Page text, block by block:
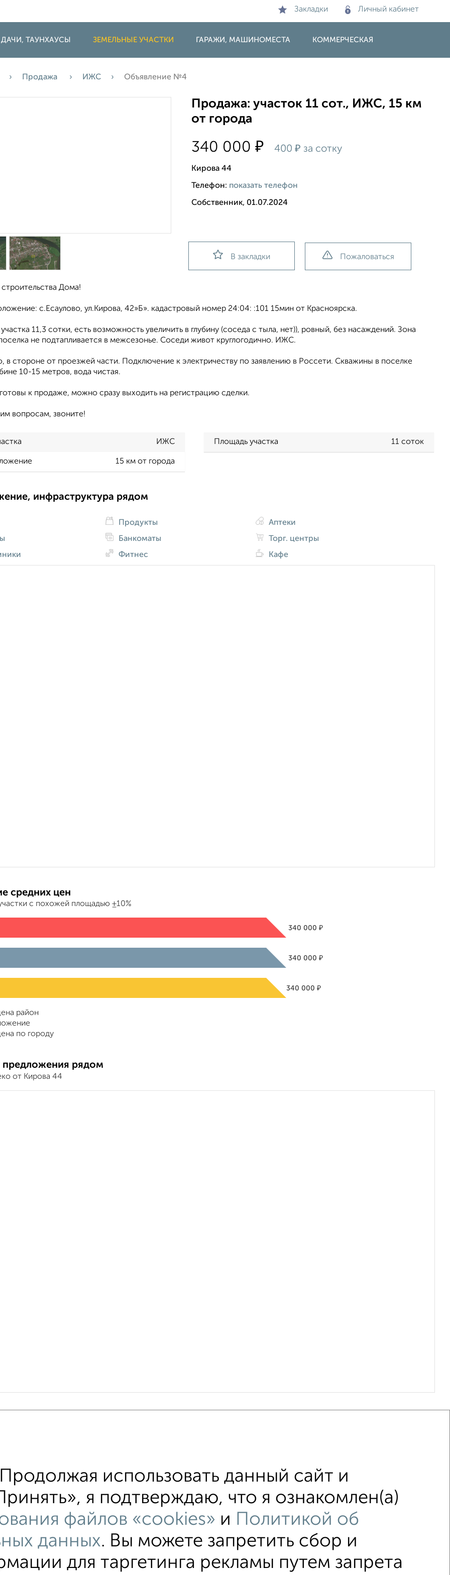
Закладки Личный кабинет
ТАУНХАУСЫ ЗЕМЕЛЬНЫЕ УЧАСТКИ ГАРАЖИ, МАШИНОМЕСТА КОММЕРЧЕСКАЯ
Продажа ИЖС Объявление №4
Продажа: участок 11 сот., ИЖС, 15 км
от города
340 000₽ 400₽ за сотку
Кирова 44
Телефон: показать телефон
Собственник, 01.07.2024
В закладки Пожаловаться
строительства Дома!
с.Есаулово, ул.Кирова, 42»Б». кадастровый номер 24:04: :101 15мин от Красноярска.
участка 11,3 сотки, есть возможность увеличить в глубину (соседа с тыла, нет)), ровный, без насаждений. Зона
не подтапливается в межсезонье. Соседи живот круглогодично. ИЖС.
в стороне от проезжей части. Подключение к электричеству по заявлению в Россети. Скважины в поселке
10-15 метров, вода чистая.
к продаже, можно сразу выходить на регистрацию сделки.
вопросам, звоните!
ИЖС Площадь участка 11 соток
15 км от города
инфраструктура рядом
Продукты
Банкоматы
Фитнес
Аптеки
Торг. центры
Кафе
средних цен
с похожей площадью ±10%
340 000₽
340 000₽
340 000₽
район
по городу
рядом
от Кирова 44
участки ИЖС
параметрам:
без посредников Цена до 400 000 руб. Цена до 500 000 руб.
до 15 км от города
Продолжая использовать данный сайт и
я подтверждаю, что я ознакомлен(а)
файлов «cookies» и
Политикой об
данных. Вы можете запретить сбор и
для таргетинга рекламы путем запрета